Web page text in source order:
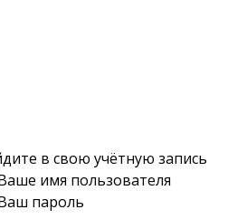
в свою учётную запись
имя пользователя
пароль